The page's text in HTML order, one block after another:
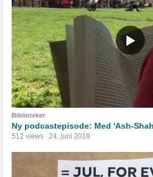
Biblioteker
Ny podcastepisode: Med 'Ash-
512 views 24. juni 2019